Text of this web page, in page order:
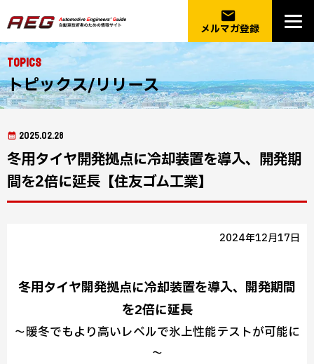
email
メルマガ登録
Topics
トピックス/リリース
2025.02.28
冬用タイヤ開発拠点に冷却装置を導入、開発期
間を2倍に延長【住友ゴム工業】
2024年12月17日
冬用タイヤ開発拠点に冷却装置を導入、開発期間
を2倍に延長
～暖冬でもより高いレベルで氷上性能テストが可能に
～